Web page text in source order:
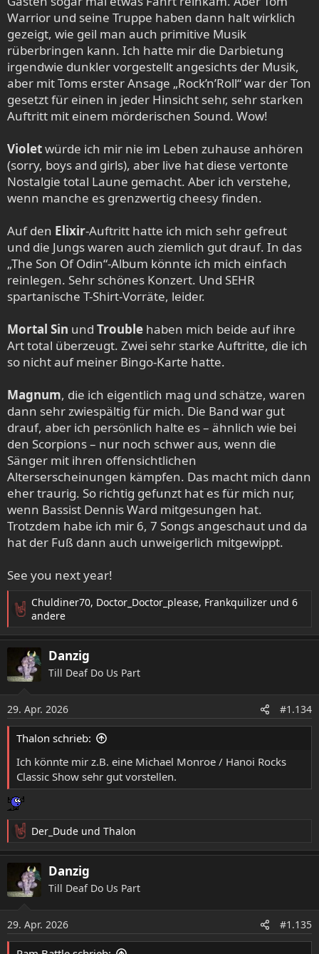
Warrior und seine Truppe haben dann halt wirklich
gezeigt, wie geil man auch primitive Musik
rüberbringen kann. Ich hatte mir die Darbietung
irgendwie dunkler vorgestellt angesichts der Musik,
aber mit Toms erster Ansage „Rock’n’Roll“ war der Ton
gesetzt für einen in jeder Hinsicht sehr, sehr starken
Auftritt mit einem mörderischen Sound. Wow!
Violetwürde ich mir nie im Leben zuhause anhören
(sorry, boys and girls), aber live hat diese vertonte
Nostalgie total Laune gemacht. Aber ich verstehe,
wenn manche es grenzwertig cheesy finden.
Auf den Elixir-Auftritt hatte ich mich sehr gefreut
und die Jungs waren auch ziemlich gut drauf. In das
„The Son Of Odin“-Album könnte ich mich einfach
reinlegen. Sehr schönes Konzert. Und SEHR
spartanische T-Shirt-Vorräte, leider.
Mortal Sin und Trouble haben mich beide auf ihre
Art total überzeugt. Zwei sehr starke Auftritte, die ich
so nicht auf meiner Bingo-Karte hatte.
Magnum, die ich eigentlich mag und schätze, waren
dann sehr zwiespältig für mich. Die Band war gut
drauf, aber ich persönlich halte es – ähnlich wie bei
den Scorpions – nur noch schwer aus, wenn die
Sänger mit ihren offensichtlichen
Alterserscheinungen kämpfen. Das macht mich dann
eher traurig. So richtig gefunzt hat es für mich nur,
wenn Bassist Dennis Ward mitgesungen hat.
Trotzdem habe ich mir 6, 7 Songs angeschaut und da
hat der Fuß dann auch unweigerlich mitgewippt.
See you next year!
R
a
i
o
n
e
n
Chuldiner70, Doctor_Doctor_please, Frankquilizer und 6
andere
Danzig
Till Deaf Do Us Part
29. Apr. 2026 #1.134
Thalon schrieb:
Ich könnte mir z.B. eine Michael Monroe / Hanoi Rocks
Classic Show sehr gut vorstellen.
R
e
a
t
o
n
e
Der_Dude und Thalon
Danzig
Till Deaf Do Us Part
29. Apr. 2026 #1.135